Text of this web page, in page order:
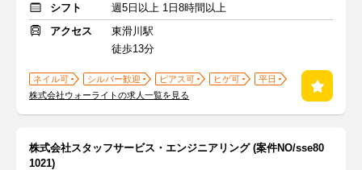
シフト
週5日以上 1日8時間以上
アクセス
東滑川駅
徒歩13分
ネイル可 シルバー歓迎 ピアス可 ヒゲ可
平日
株式会社ウォーライトの求人一覧を見る
株式会社スタッフサービス・エンジニアリング (案件NO/sse80
1021)